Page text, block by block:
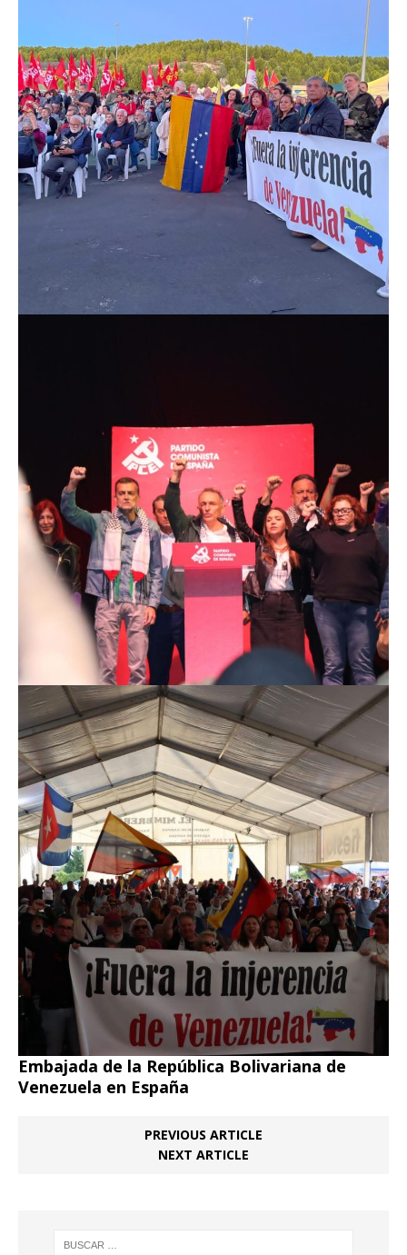
Embajada de la República Bolivariana de
Venezuela en España
PREVIOUS ARTICLE
NEXT ARTICLE